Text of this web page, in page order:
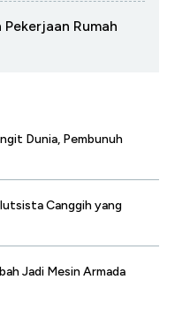
Rumah
Dunia, Pembunuh
Canggih yang
Jadi Mesin Armada